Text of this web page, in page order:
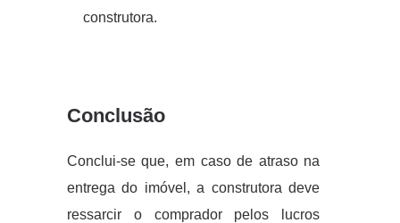
construtora.
Conclusão
Conclui-se que, em caso de atraso na
entrega do imóvel, a construtora deve
ressarcir o comprador pelos lucros